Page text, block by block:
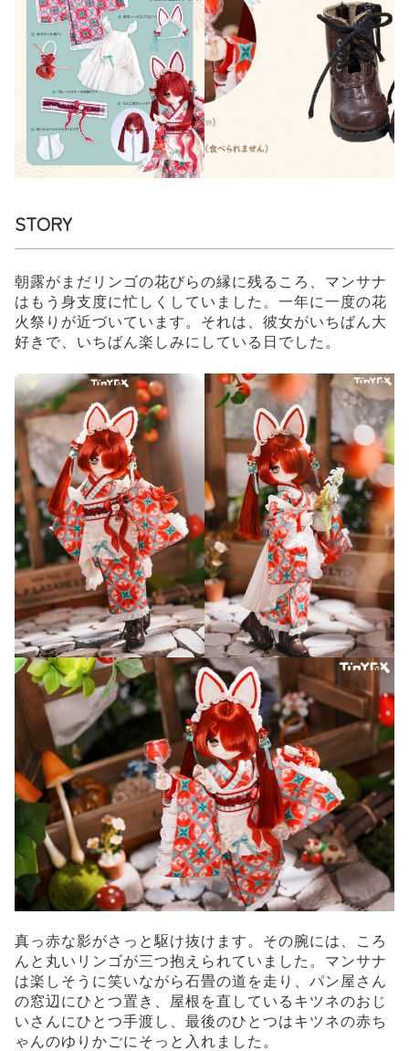
STORY
朝露がまだリンゴの花びらの縁に残るころ、マンサナ
はもう身支度に忙しくしていました。一年に一度の花
火祭りが近づいています。それは、彼女がいちばん大
好きで、いちばん楽しみにしている日でした。
真っ赤な影がさっと駆け抜けます。その腕には、ころ
んと丸いリンゴが三つ抱えられていました。マンサナ
は楽しそうに笑いながら石畳の道を走り、パン屋さん
の窓辺にひとつ置き、屋根を直しているキツネのおじ
いさんにひとつ手渡し、最後のひとつはキツネの赤ち
ゃんのゆりかごにそっと入れました。